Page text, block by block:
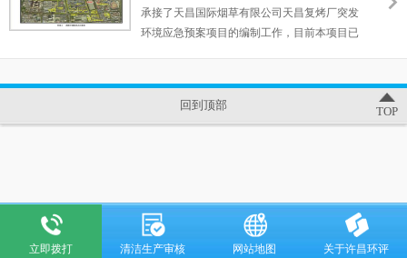
承接了天昌国际烟草有限公司天昌复烤厂突发
环境应急预案项目的编制工作，目前本项目已
回到顶部 TOP
立即拨打 清洁生产审核 网站地图 关于许昌环评